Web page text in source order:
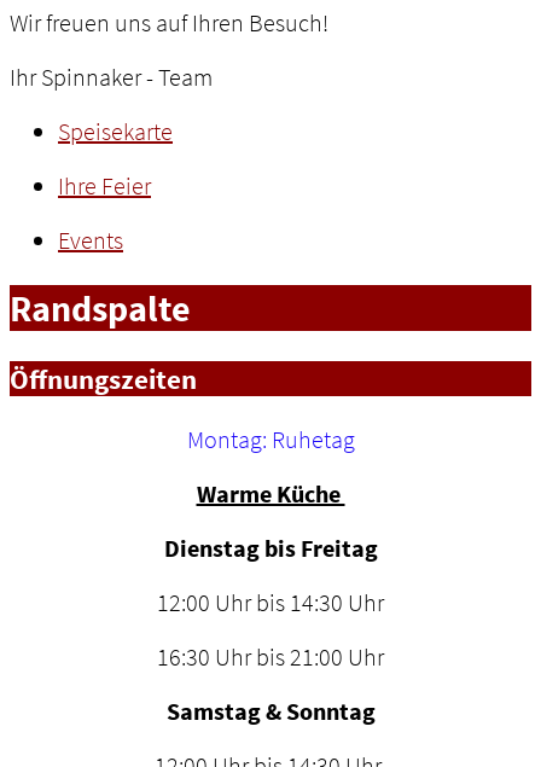
Wir freuen uns auf Ihren Besuch!
Ihr Spinnaker - Team
Speisekarte
Ihre Feier
Events
Randspalte
Öffnungszeiten
Montag: Ruhetag
Warme Küche
Dienstag bis Freitag
12:00 Uhr bis 14:30 Uhr
16:30 Uhr bis 21:00 Uhr
Samstag & Sonntag